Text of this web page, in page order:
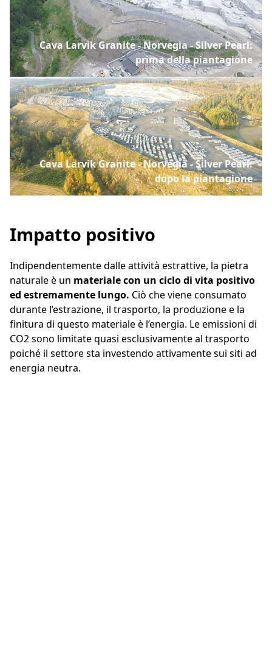
Cava Larvik Granite - Norvegia - Silver Pearl:
prima della piantagione
Cava Larvik Granite - Norvegia - Silver Pearl:
dopo la piantagione
Impatto positivo
Indipendentemente dalle attività estrattive, la pietra
naturale è un materiale con un ciclo di vita positivo
ed estremamente lungo. Ciò che viene consumato
durante l’estrazione, il trasporto, la produzione e la
finitura di questo materiale è l’energia. Le emissioni di
CO2 sono limitate quasi esclusivamente al trasporto
poiché il settore sta investendo attivamente sui siti ad
energia neutra.